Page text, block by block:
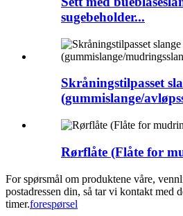
sugebeholder...
Skråningstilpasset
(gummislange/
Rørflåte (Flåte for
For spørsmål om produktene våre,
postadressen din, så tar vi kontakt med
timer.forespørsel